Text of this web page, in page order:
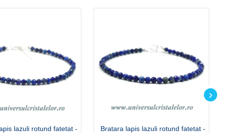
lazuli rotund fatetat -
Bratara lapis lazuli rotund fatetat -